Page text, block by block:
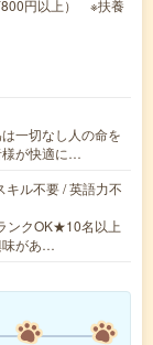
800円以上） ※扶養
一切なし人の命を
様が快適に…
キル不要 / 英語力不
ンクOK★10名以上
味があ…